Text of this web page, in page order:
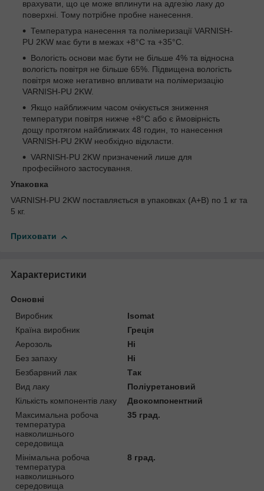
врахувати, що це може вплинути на адгезію лаку до
поверхні. Тому потрібне пробне нанесення.
Температура нанесення та полімеризації VARNISH-
PU 2KW має бути в межах +8°C та +35°C.
Вологість основи має бути не більше 4% та відносна
вологість повітря не більше 65%. Підвищена вологість
повітря може негативно впливати на полімеризацію
VARNISH-PU 2KW.
Якщо найближчим часом очікується зниження
температури повітря нижче +8°C або є ймовірність
дощу протягом найближчих 48 годин, то нанесення
VARNISH-PU 2KW необхідно відкласти.
VARNISH-PU 2KW призначений лише для
професійного застосування.
Упаковка
VARNISH-PU 2KW поставляється в упаковках (А+B) по 1 кг та
5 кг.
Приховати
Характеристики
Основні
Виробник
Isomat
Країна виробник
Греція
Аерозоль
Ні
Без запаху
Ні
Безбарвний лак
Так
Вид лаку
Поліуретановий
Кількість компонентів лаку
Двокомпонентний
Максимальна робоча
температура
навколишнього
середовища
35 град.
Мінімальна робоча
температура
навколишнього
середовища
8 град.